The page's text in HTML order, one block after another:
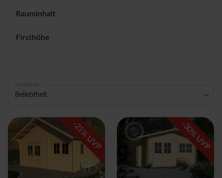
Rauminhalt
Firsthöhe
Sortieren
Beliebtheit
-
21
% UVP
-
30
% UVP